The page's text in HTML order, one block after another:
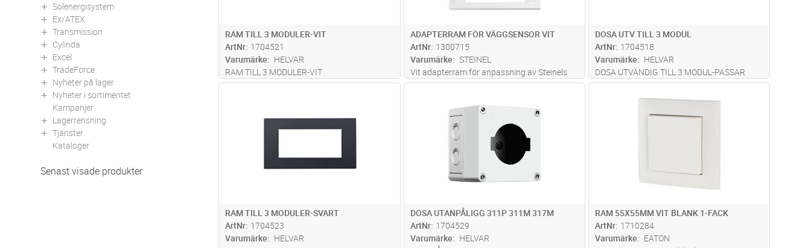
Solenergisystem
Ex/ATEX
Transmission
Cylinda
Excel
TradeForce
Nyheter på lager
Nyheter i sortimentet
Kampanjer
Lagerrensning
Tjänster
Kataloger
Senast visade produkter
RAM TILL 3 MODULER-VIT
ArtNr 1704521
Varumärke
HELVAR
RAM TILL 3 MODULER-VIT
ADAPTERRAM FÖR VÄGGSENSOR VIT
ArtNr 1300715
Varumärke
STEINEL
Vit adapterram för anpassning av Steinels
väggsensorer i serie IR180 och HF180 till
passar till Elko Plus, Elko RS, Schneider
Exxact Basic, Schneider Exxact Prim
DOSA UTV TILL 3 MODUL
ArtNr 1704518
Varumärke
HELVAR
DOSA UTVÄNDIG TILL 3 MODUL-PASSAR
230D RAM
RAM TILL 3 MODULER-SVART
ArtNr 1704523
Varumärke
HELVAR
DOSA UTANPÅLIGG 311P 311M 317M
ArtNr 1704529
Varumärke
HELVAR
ST
RAM 55X55MM VIT BLANK 1-FACK
ArtNr 1710284
Varumärke
EATON